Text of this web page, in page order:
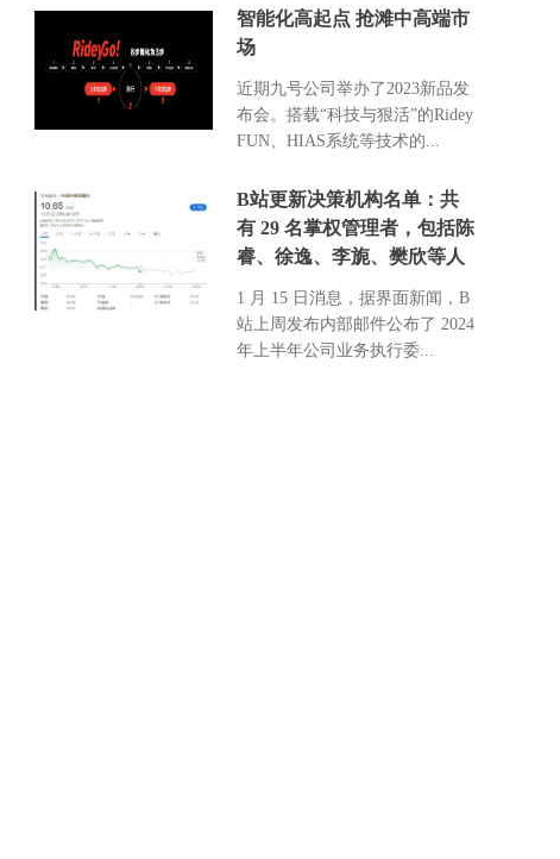
智能化高起点 抢滩中高端市
场
近期九号公司举办了2023新品发
布会。搭载“科技与狠活”的Ridey
FUN、HIAS系统等技术的...
B站更新决策机构名单：共
有 29 名掌权管理者，包括陈
睿、徐逸、李旎、樊欣等人
1 月 15 日消息，据界面新闻，B
站上周发布内部邮件公布了 2024
年上半年公司业务执行委...